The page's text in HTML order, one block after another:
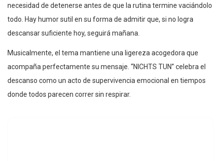
necesidad de detenerse antes de que la rutina termine vaciándolo
todo. Hay humor sutil en su forma de admitir que, si no logra
descansar suficiente hoy, seguirá mañana.
Musicalmente, el tema mantiene una ligereza acogedora que
acompaña perfectamente su mensaje. “NICHTS TUN” celebra el
descanso como un acto de supervivencia emocional en tiempos
donde todos parecen correr sin respirar.